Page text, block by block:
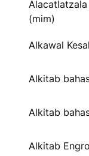
(mim)
Alkawal
Alkitab
Alkitab
Alkitab